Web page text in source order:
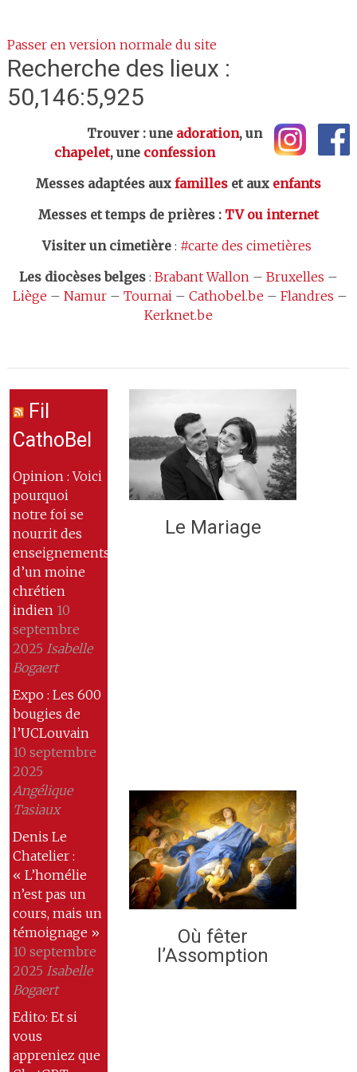
Passer en version normale du site
Recherche des lieux :
50,146:5,925
Trouver : une adoration, un
chapelet, une confession
Messes adaptées aux familleset aux enfants
Messes et temps de prières: TV ou internet
Visiter un cimetière: #carte des cimetières
Les diocèses belges: Brabant Wallon– Bruxelles –
Liège – Namur– Tournai– Cathobel.be – Flandres –
Kerknet.be
Fil
CathoBel
Opinion : Voici
pourquoi
notre foi se
nourrit des
enseignements
d’un moine
chrétien
indien 10
septembre
2025 Isabelle
Bogaert
Expo : Les 600
bougies de
l’UCLouvain
10 septembre
2025
Angélique
Tasiaux
Denis Le
Chatelier :
« L’homélie
n’est pas un
cours, mais un
témoignage »
10 septembre
2025 Isabelle
Bogaert
Edito: Et si
vous
appreniez que
Le Mariage
Où fêter
l’Assomption